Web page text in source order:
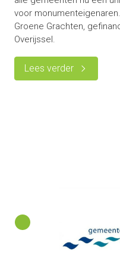
voor
Groene Grachten,
Overijssel.
Lees verder